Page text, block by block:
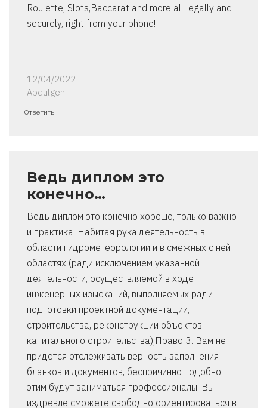
Roulette, Slots,Baccarat and more all legally and
securely, right from your phone!
12/04/2022
Abdulgen
Ответить
Ведь диплом это
конечно…
Ведь диплом это конечно хорошо, только важно
и практика. Набитая рука.деятельность в
области гидрометеорологии и в смежных с ней
областях (ради исключением указанной
деятельности, осуществляемой в ходе
инженерных изысканий, выполняемых ради
подготовки проектной документации,
строительства, реконструкции объектов
капитального строительства);Право 3. Вам не
придется отслеживать верность заполнения
бланков и документов, беспричинно подобно
этим будут заниматься профессионалы. Вы
издревле сможете свободно ориентироваться в